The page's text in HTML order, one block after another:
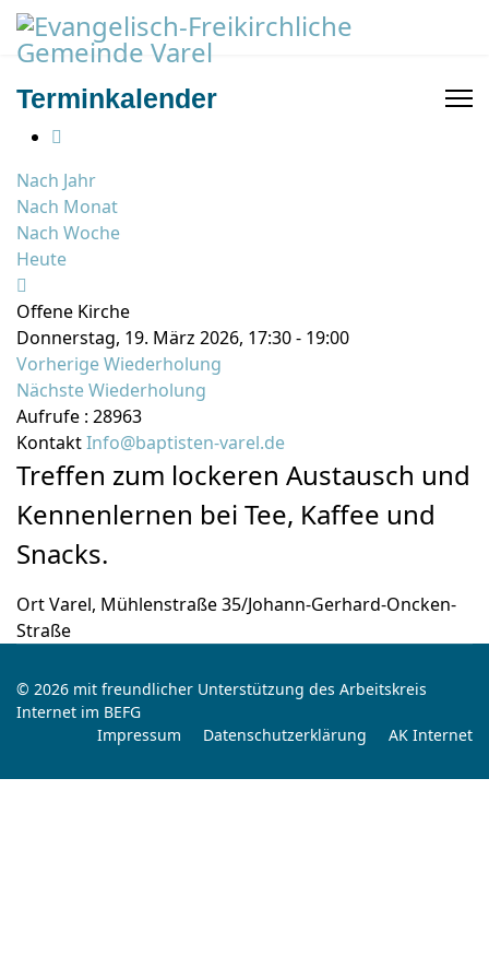
Terminkalender
Nach Jahr
Nach Monat
Nach Woche
Heute
Offene Kirche
Donnerstag, 19. März 2026, 17:30 - 19:00
Vorherige Wiederholung
Nächste Wiederholung
Aufrufe : 28963
KontaktInfo@baptisten-varel.de
Treffen zum lockeren Austausch und
Kennenlernen bei Tee, Kaffee und
Snacks.
OrtVarel, Mühlenstraße 35/Johann-Gerhard-Oncken-
Straße
© 2026 mit freundlicher Unterstützung des Arbeitskreis
Internet im BEFG
Impressum
Datenschutzerklärung AK Internet